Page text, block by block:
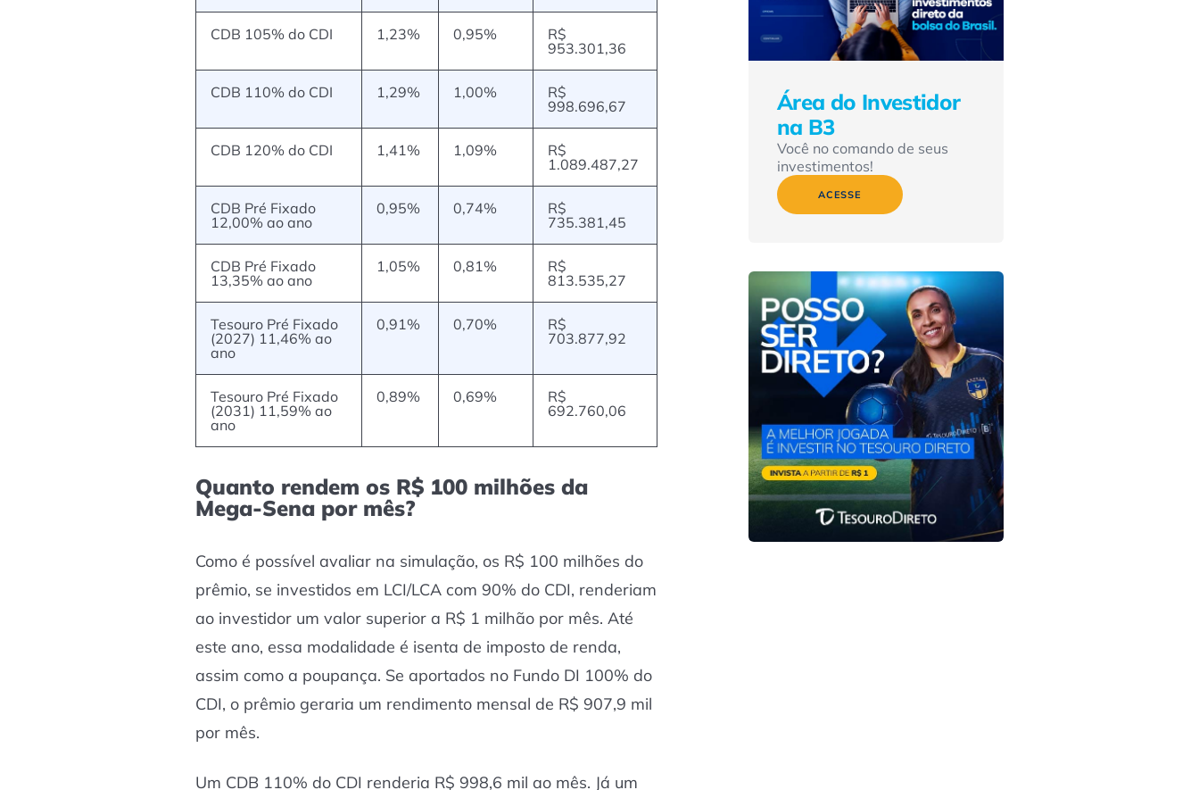
CDB 105% do CDI 1,23% 0,95%
R$
953.301,36
CDB 110% do CDI 1,29% 1,00%
R$
998.696,67
CDB 120% do CDI 1,41% 1,09%
R$
1.089.487,27
CDB Pré Fixado
12,00% ao ano
0,95% 0,74%
R$
735.381,45
CDB Pré Fixado
13,35% ao ano
1,05% 0,81%
R$
813.535,27
Tesouro Pré Fixado
(2027) 11,46% ao
ano
0,91% 0,70%
R$
703.877,92
Tesouro Pré Fixado
(2031) 11,59% ao
ano
0,89% 0,69%
R$
692.760,06
Quanto rendem os R$ 100 milhões da
Mega-Sena por mês?
Como é possível avaliar na simulação, os R$ 100 milhões do
prêmio, se investidos em LCI/LCA com 90% do CDI, renderiam
ao investidor um valor superior a R$ 1 milhão por mês. Até
este ano, essa modalidade é isenta de imposto de renda,
assim como a poupança. Se aportados no Fundo DI 100% do
CDI, o prêmio geraria um rendimento mensal de R$ 907,9 mil
por mês.
Um CDB 110% do CDI renderia R$ 998,6 mil ao mês. Já um
Área do Investidor
na B3
Você no comando de seus
investimentos!
ACESSE